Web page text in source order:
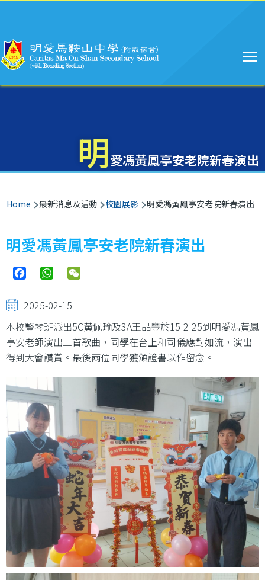
明愛馮黃鳳亭安老院新春演出
Breadcrumb
Home 最新消息及活動 校園展影 明愛馮黃鳳亭安老院新春演出
明愛馮黃鳳亭安老院新春演出
FacebookWhatsApp
2025-02-15
本校豎琴班派出5C黃佩瑜及3A王品豐於15-2-25到明愛馮黃鳳
亭安老師演出三首歌曲，同學在台上和司儀應對如流，演出
得到大會讚賞。最後兩位同學獲頒證書以作留念。